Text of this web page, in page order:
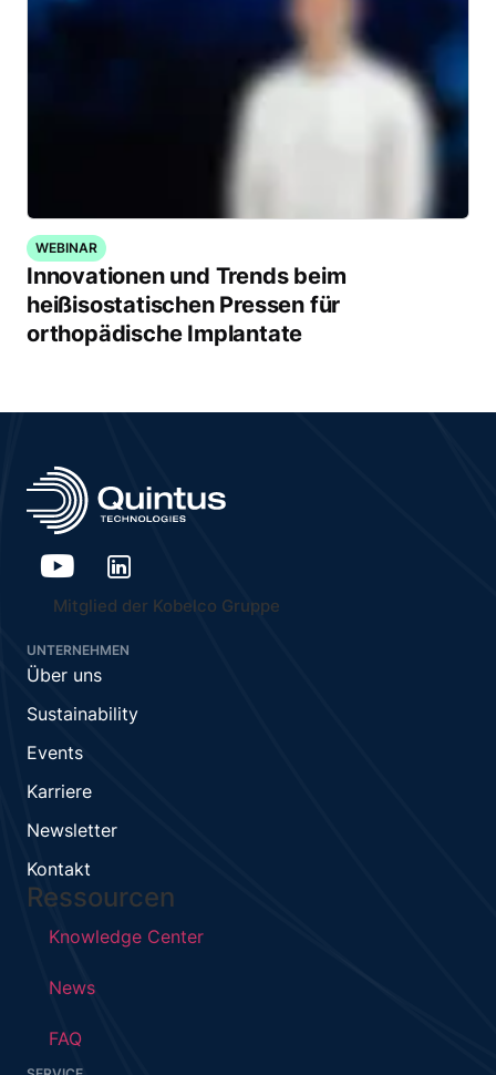
WEBINAR
Innovationen und Trends beim
heißisostatischen Pressen für
orthopädische Implantate
Mitglied der Kobelco Gruppe
UNTERNEHMEN
Über uns
Sustainability
Events
Karriere
Newsletter
Kontakt
Ressourcen
Knowledge Center
News
FAQ